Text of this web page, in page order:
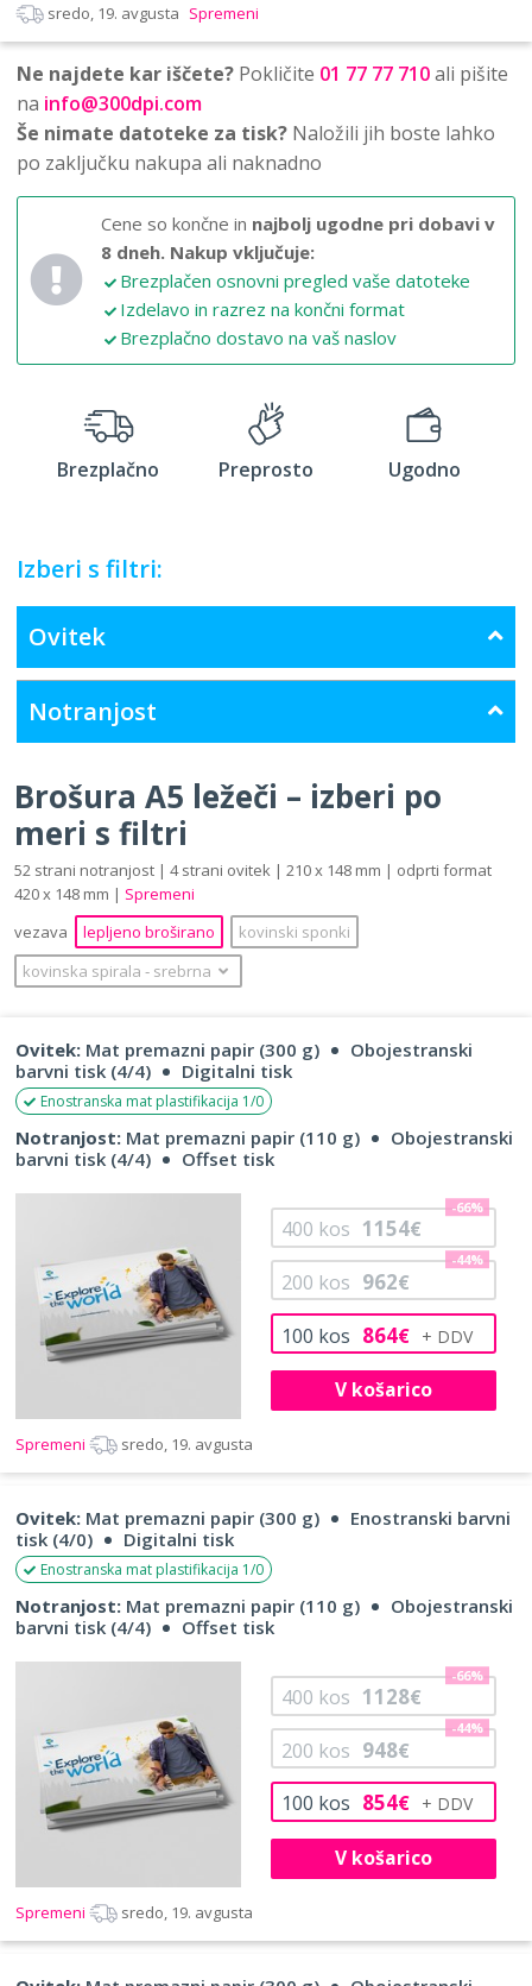
sredo, 19. avgusta Spremeni
Ne najdete kar iščete? Pokličite 01 77 77 710ali pišite
na info@300dpi.com
Še nimate datoteke za tisk? Naložili jih boste lahko
po zaključku nakupa ali naknadno
Cene so končne in najbolj ugodne pri dobavi v
8 dneh. Nakup vključuje:
Brezplačen osnovni pregled vaše datoteke
Izdelavo in razrez na končni format
Brezplačno dostavo na vaš naslov
Brezplačno Preprosto Ugodno
Izberi s filtri:
Ovitek
Notranjost
Brošura A5 ležeči – izberi po
meri s filtri
52 strani notranjost | 4 strani ovitek | 210 x 148 mm | odprti format
420 x 148 mm | Spremeni
vezava
lepljeno broširano
kovinski sponki
kovinska spirala ‐ srebrna
Ovitek: Mat premazni papir (300 g)
Obojestranski
barvni tisk (4/4)
Digitalni tisk
Enostranska mat plastifikacija 1/0
Notranjost: Mat premazni papir (110 g)
Obojestranski
barvni tisk (4/4)
Offset tisk
100 kos 864€
200 kos 962€
-44%
400 kos 1154€
-66%
V košarico
Spremeni sredo, 19. avgusta
Ovitek: Mat premazni papir (300 g)
Enostranski barvni
tisk (4/0)
Digitalni tisk
Enostranska mat plastifikacija 1/0
Notranjost: Mat premazni papir (110 g)
Obojestranski
barvni tisk (4/4)
Offset tisk
100 kos 854€
200 kos 948€
-44%
400 kos 1128€
-66%
V košarico
Spremeni sredo, 19. avgusta